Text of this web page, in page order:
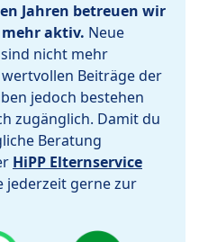
Jahren betreuen wir
aktiv. Neue
nicht mehr
Beiträge der
jedoch bestehen
zugänglich. Damit du
Beratung
HiPP Elternservice
jederzeit gerne zur